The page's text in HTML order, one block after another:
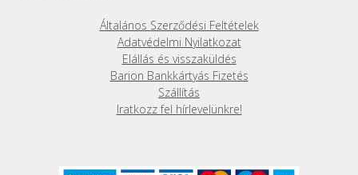
Általános Szerződési Feltételek
Adatvédelmi Nyilatkozat
Elállás és visszaküldés
Barion Bankkártyás Fizetés
Szállítás
Iratkozz fel hírlevelünkre!